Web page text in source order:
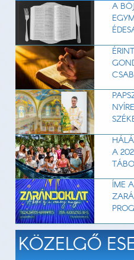
A
A
ÍME
KÖZELGŐ